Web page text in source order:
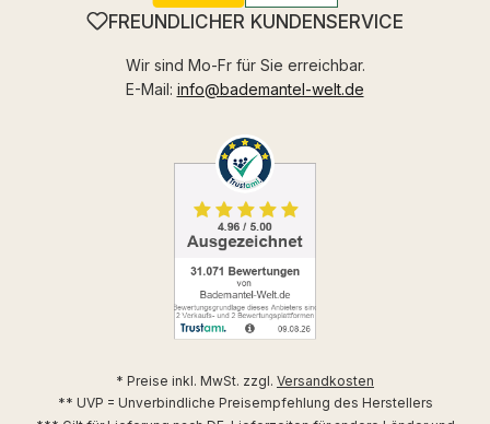
FREUNDLICHER KUNDENSERVICE
Wir sind Mo-Fr für Sie erreichbar.
E-Mail: info@bademantel-welt.de
* Preise inkl. MwSt. zzgl. Versandkosten
** UVP = Unverbindliche Preisempfehlung des Herstellers